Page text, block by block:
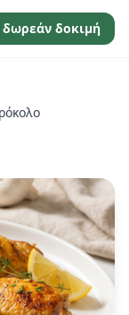
δωρεάν δοκιμή